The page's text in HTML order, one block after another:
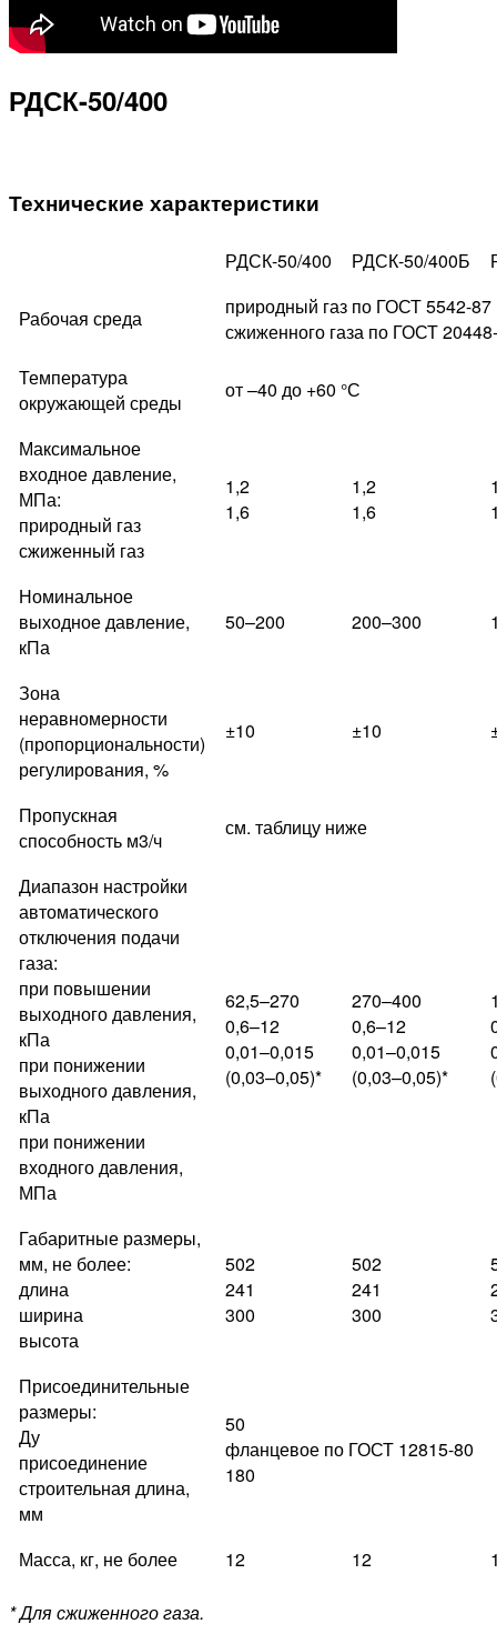
РДСК-50/400
Технические характеристики
РДСК-50/400 РДСК-50/400Б
Рабочая среда
природный газ по ГОСТ 5542-87
сжиженного газа по ГОСТ
Температура
окружающей среды
от –40 до +60 °С
Максимальное
входное давление,
МПа:
природный газ
сжиженный газ
1,2
1,6
1,2
1,6
Номинальное
выходное давление,
кПа
50–200 200–300
Зона
неравномерности
(пропорциональности)
регулирования, %
±10 ±10
Пропускная
способность м3/ч
см. таблицу ниже
Диапазон настройки
автоматического
отключения подачи
газа:
при повышении
выходного давления,
кПа
при понижении
выходного давления,
кПа
при понижении
входного давления,
МПа
62,5–270
0,6–12
0,01–0,015
(0,03–0,05)*
270–400
0,6–12
0,01–0,015
(0,03–0,05)*
Габаритные размеры,
мм, не более:
длина
ширина
высота
502
241
300
502
241
300
Присоединительные
размеры:
Ду
присоединение
строительная длина,
мм
50
фланцевое по ГОСТ 12815-80
180
Масса, кг, не более 12 12
* Для сжиженного газа.